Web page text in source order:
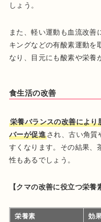
しょう。
また、軽い運動も血流改善
キングなどの有酸素運動を
なり、目元にも酸素や栄養
食生活の改善
栄養バランスの改善によ
バーが促進され、古い角質
すくなります。その結果、
性もあるでしょう。
【クマの改善に役立つ栄養
栄養素 効